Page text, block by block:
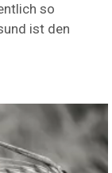
so
ist den